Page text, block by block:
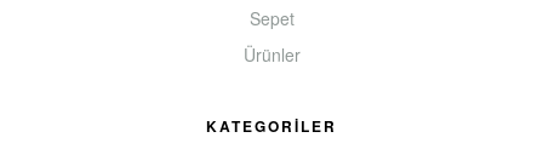
Sepet
Ürünler
KATEGORİLER